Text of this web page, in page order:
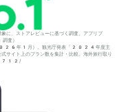
に、ストアレビューに基づく調査。アプリブ
査）
2026年1月）。観光庁発表「2024年度主
イト上のプラン数を集計・比較。海外旅行取り